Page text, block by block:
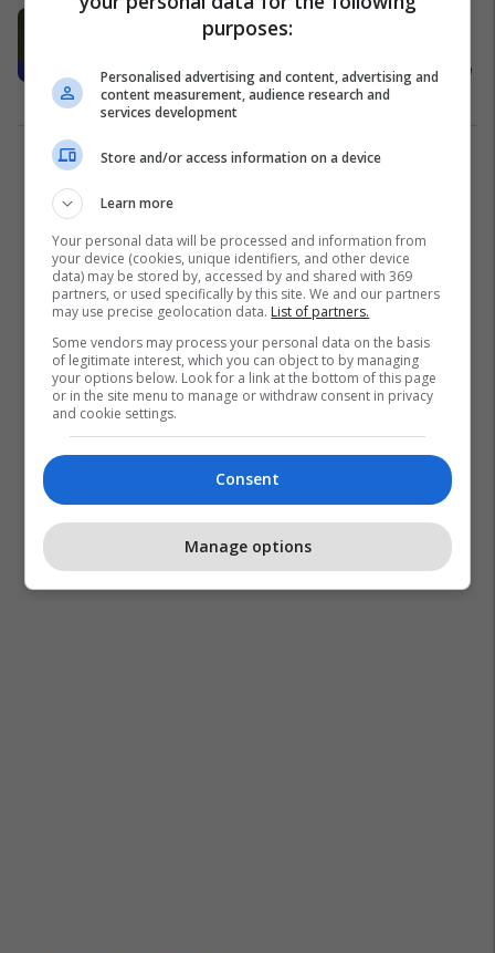
Shefja e konkurrencës i BE-së,
kritikon mohuesit e klimës ndërsa
zjarret shpërthejnë: Ata po gënjejnë
Evropa 30/07/2026
1
purposes:
Personalised advertising and content, advertising and
content measurement, audience research and
services development
Store and/or access information on a device
Learn more
Your personal data will be processed and information from
your device (cookies, unique identifiers, and other device
data) may be stored by, accessed by and shared with 369
partners, or used specifically by this site. We and our partners
may use precise geolocation data. List of partners.
Some vendors may process your personal data on the basis
of legitimate interest, which you can object to by managing
your options below. Look for a link at the bottom of this page
or in the site menu to manage or withdraw consent in privacy
and cookie settings.
Consent
Manage options